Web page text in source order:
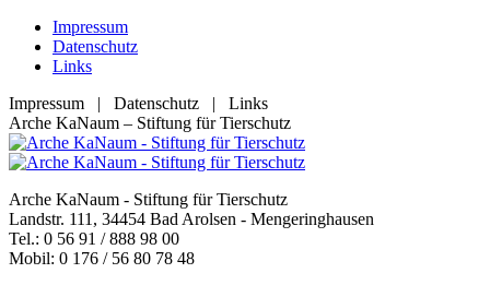
Zum
Inhalt
springen
Impressum
Datenschutz
Links
Impressum | Datenschutz | Links
Facebook
page
opens
new
window
YouTube
page
opens
new
window
RSS
page
opens
new
window
E-
Mail
page
in
new
window
Arche KaNaum – Stiftung für Tierschutz
Arche KaNaum - Stiftung für Tierschutz
Landstr. 111, 34454 Bad Arolsen - Mengeringhausen
Tel.: 0 56 91 / 888 98 00
Mobil: 0 176 / 56 80 78 48